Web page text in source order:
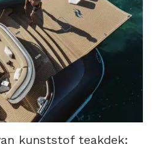
kunststof teakdek: